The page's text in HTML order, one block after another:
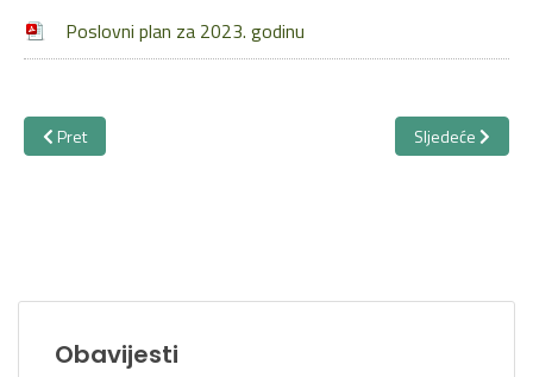
Poslovni plan za 2023. godinu
Prethodni članak: Antikorupcija
Pret Sljedeći članak:
Sljedeće
Obavijesti